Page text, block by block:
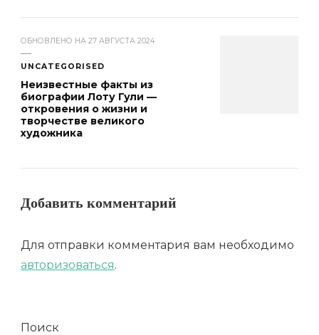
ОБНОВЛЕНО НА 27 АВГУСТА 2024
UNCATEGORISED
Неизвестные факты из
биографии Лоту Гули —
откровения о жизни и
творчестве великого
художника
Добавить комментарий
Для отправки комментария вам необходимо
авторизоваться.
Поиск